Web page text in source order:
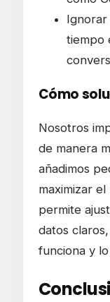
Ignorar
tiempo
Cómo
Nosotros
de manera
añadimos
maximizar
permite
datos
funciona y